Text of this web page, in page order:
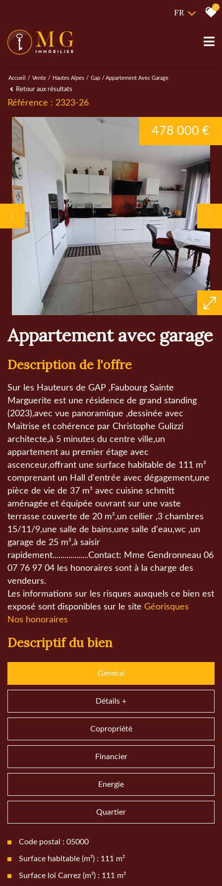
FR
0
Accueil Vente Hautes Alpes Gap Appartement Avec Garage
Retour aux résultats
Référence : 2323-26
478 000 €
appartement avec garage
description de l'offre
Sur les Hauteurs de GAP ,Faubourg Sainte
Marguerite est une résidence de grand standing
(2023),avec vue panoramique ,dessinée avec
Maitrise et cohérence par Christophe Gulizzi
architecte,à 5 minutes du centre ville,un
appartement au premier étage avec
ascenceur,offrant une surface habitable de 111 m²
comprenant un Hall d'entrée avec dégagement,une
pièce de vie de 37 m² avec cuisine schmitt
aménagée et équipée ouvrant sur une vaste
terrasse couverte de 20 m²,un cellier ,3 chambres
15/11/9,une salle de bains,une salle d'eau,wc ,un
garage de 25 m²,à saisir
rapidement..................Contact: Mme Gendronneau 06
07 76 97 04 les honoraires sont à la charge des
vendeurs.
Les informations sur les risques auxquels ce bien est
exposé sont disponibles sur le site Géorisques
Nos honoraires
descriptif du bien
Général
Détails +
Copropriété
Financier
Energie
Quartier
Code postal : 05000
Surface habitable (m²) : 111 m²
Surface loi Carrez (m²) : 111 m²